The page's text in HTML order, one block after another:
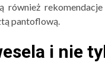
również
pantoflową.
i nie